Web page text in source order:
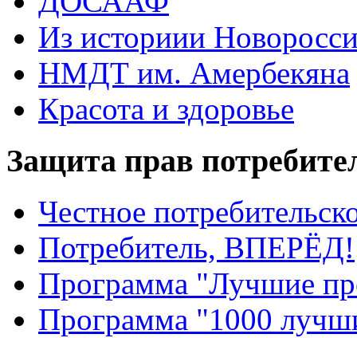
Из историии
НМДТ им. Амербекяна
Красота и здоровье
Защита прав
Честное
Потребитель, ВПЕРЁД!
Программа "Лучшие
Программа "1000